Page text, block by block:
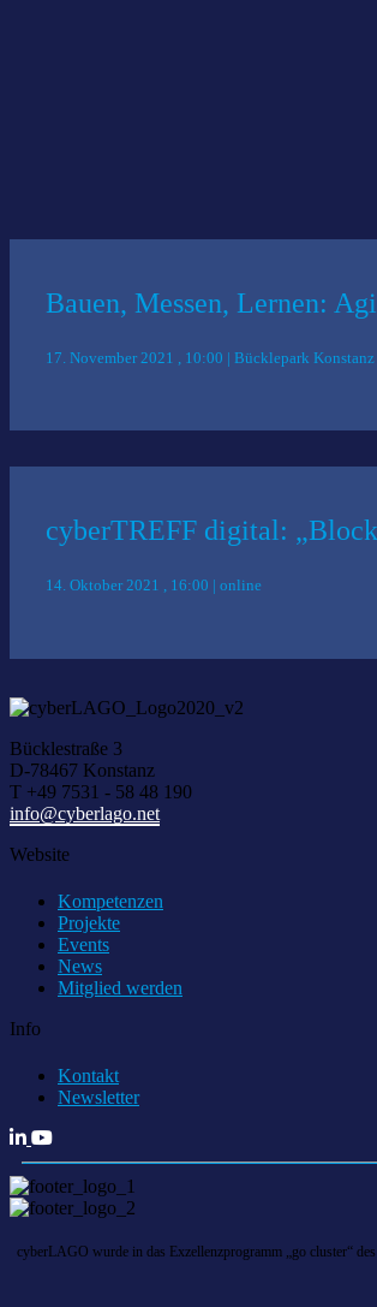
Bauen, Messen, Lernen:
17. November 2021 , 10:00 | Bücklepark Konstanz
cyberTREFF digital:
14. Oktober 2021 , 16:00 | online
Bücklestraße 3
D-78467 Konstanz
T +49 7531 - 58 48 190
info@cyberlago.net
Website
Kompetenzen
Projekte
Events
News
Mitglied werden
Info
Kontakt
Newsletter
cyberLAGO wurde in das Exzellenzprogramm „go cluster“